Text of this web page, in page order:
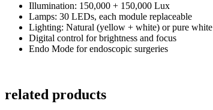
Illumination: 150,000 + 150,000 Lux
Lamps: 30 LEDs, each module replaceable
Lighting: Natural (yellow + white) or pure white
Digital control for brightness and focus
Endo Mode for endoscopic surgeries
related products